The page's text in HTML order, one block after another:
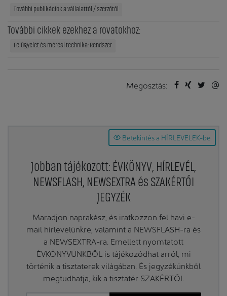
További publikációk a vállalattól / szerzőtől
További cikkek ezekhez a rovatokhoz:
Felügyelet és mérési technika: Rendszer
Megosztás:
Betekintés a HÍRLEVELEK-be
Jobban tájékozott: ÉVKÖNYV, HÍRLEVÉL,
NEWSFLASH, NEWSEXTRA és SZAKÉRTŐI
JEGYZÉK
Maradjon naprakész, és iratkozzon fel havi e-
mail hírlevelünkre, valamint a NEWSFLASH-ra és
a NEWSEXTRA-ra. Emellett nyomtatott
ÉVKÖNYVÜNKBŐL is tájékozódhat arról, mi
történik a tisztaterek világában. És jegyzékünkből
megtudhatja, kik a tisztatér SZAKÉRTŐI.